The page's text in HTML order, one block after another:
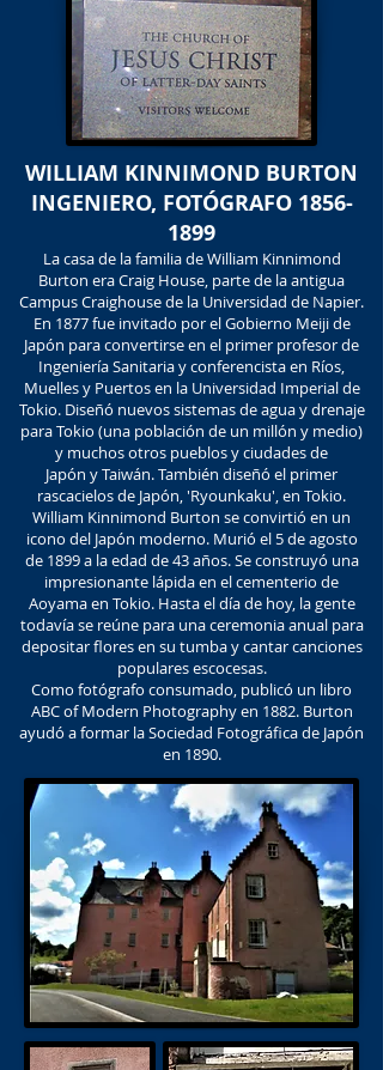
WILLIAM KINNIMOND BURTON
INGENIERO, FOTÓGRAFO 1856-
1899
La casa de la familia de William Kinnimond
Burton era Craig House, parte de la antigua
Campus Craighouse de la Universidad de Napier.
En 1877 fue invitado por el Gobierno Meiji de
Japón para convertirse en el primer profesor de
Ingeniería Sanitaria y conferencista en Ríos,
Muelles y Puertos en la Universidad Imperial de
Tokio. Diseñó nuevos sistemas de agua y drenaje
para Tokio (una población de un millón y medio)
y muchos otros pueblos y ciudades de
Japón y Taiwán. También diseñó el primer
rascacielos de Japón, 'Ryounkaku', en Tokio.
William Kinnimond Burton se convirtió en un
icono del Japón moderno. Murió el 5 de agosto
de 1899 a la edad de 43 años. Se construyó una
impresionante lápida en el cementerio de
Aoyama en Tokio. Hasta el día de hoy, la gente
todavía se reúne para una ceremonia anual para
depositar flores en su tumba y cantar canciones
populares escocesas.
Como fotógrafo consumado, publicó un libro
ABC of Modern Photography en 1882. Burton
ayudó a formar la Sociedad Fotográfica de Japón
en 1890.